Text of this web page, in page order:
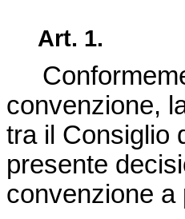
Art. 1.
convenzione,
tra il Consiglio
presente
convenzione a